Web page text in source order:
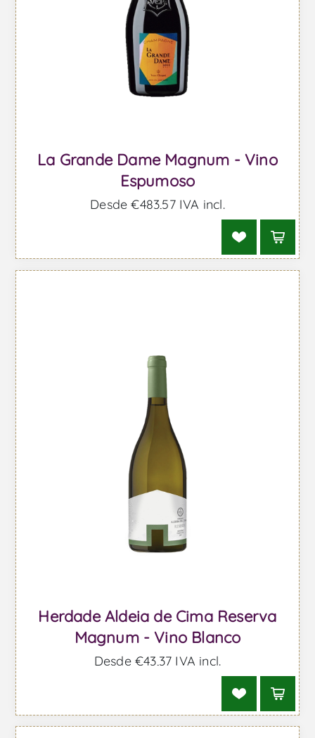
La Grande Dame Magnum - Vino
Espumoso
Desde €483,57 IVA incl.
Herdade Aldeia de Cima Reserva
Magnum - Vino Blanco
Desde €43,37 IVA incl.